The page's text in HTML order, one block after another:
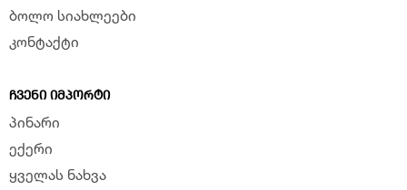
ბოლო სიახლეები
კონტაქტი
ᲩᲕᲔᲜᲘ ᲘᲛᲞᲝᲠᲢᲘ
პინარი
ექერი
ყველას ნახვა